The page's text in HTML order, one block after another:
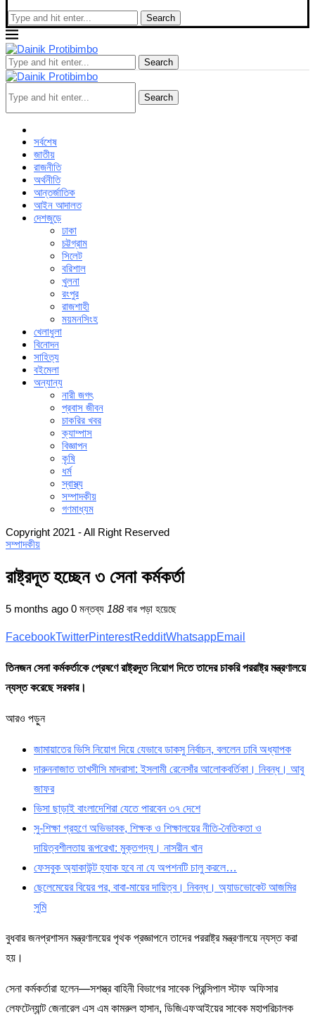
Search
Search
Search
সর্বশেষ
জাতীয়
রাজনীতি
অর্থনীতি
আন্তর্জাতিক
আইন আদালত
দেশজুড়ে
ঢাকা
চট্টগ্রাম
সিলেট
বরিশাল
খুলনা
রংপুর
রাজশাহী
ময়মনসিংহ
খেলাধুলা
বিনোদন
সাহিত্য
বইমেলা
অন্যান্য
নারী জগৎ
প্রবাস জীবন
চাকরির খবর
ক্যাম্পাস
বিজ্ঞাপন
কৃষি
ধর্ম
স্বাস্থ্য
সম্পাদকীয়
গণমাধ্যম
Copyright 2021 - All Right Reserved
সম্পাদকীয়
রাষ্ট্রদূত হচ্ছেন ৩ সেনা কর্মকর্তা
5 months ago 0 মন্তব্য 188বার পড়া হয়েছে
FacebookTwitterPinterestRedditWhatsappEmail
তিনজন সেনা কর্মকর্তাকে প্রেষণে রাষ্ট্রদূত নিয়োগ দিতে তাদের চাকরি পররাষ্ট্র মন্ত্রণালয়ে
ন্যস্ত করেছে সরকার।
আরও পড়ুন
জামায়াতের ভিসি নিয়োগ দিয়ে যেভাবে ডাকসু নির্বাচন, বললেন ঢাবি অধ্যাপক
দারুননাজাত তাখসীসি মাদরাসা: ইসলামী রেনেসাঁর আলোকবর্তিকা। নিবন্ধ। আবু
জাফর
ভিসা ছাড়াই বাংলাদেশিরা যেতে পারবেন ৩৭ দেশে
সু-শিক্ষা গ্রহণে অভিভাবক, শিক্ষক ও শিক্ষালয়ের নীতি-নৈতিকতা ও
দায়িত্বশীলতায় রূপরেখা: মুক্তগদ্য। নাসরীন খান
ফেসবুক অ্যাকাউন্ট হ্যাক হবে না যে অপশনটি চালু করলে…
ছেলেমেয়ের বিয়ের পর, বাবা-মায়ের দায়িত্ব। নিবন্ধ। অ্যাডভোকেট আজমির
সুমি
বুধবার জনপ্রশাসন মন্ত্রণালয়ের পৃথক প্রজ্ঞাপনে তাদের পররাষ্ট্র মন্ত্রণালয়ে ন্যস্ত করা
হয়।
সেনা কর্মকর্তারা হলেন—সশস্ত্র বাহিনী বিভাগের সাবেক প্রিন্সিপাল স্টাফ অফিসার
লেফটেন্যান্ট জেনারেল এস এম কামরুল হাসান, ডিজিএফআইয়ের সাবেক মহাপরিচালক